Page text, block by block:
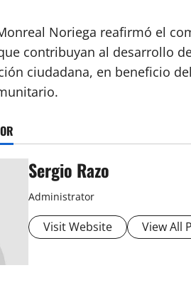
Noriega reafirmó el
contribuyan al desarrollo
ciudadana, en beneficio
Sergio Razo
Administrator
Visit Website View All